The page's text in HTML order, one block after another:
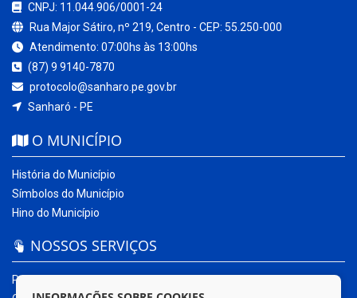
CNPJ: 11.044.906/0001-24
Rua Major Sátiro, nº 219, Centro - CEP: 55.250-000
Atendimento: 07:00hs às 13:00hs
(87) 9 9140-7870
protocolo@sanharo.pe.gov.br
Sanharó - PE
O MUNICÍPIO
História do Município
Símbolos do Município
Hino do Município
NOSSOS SERVIÇOS
Portal da Transparência